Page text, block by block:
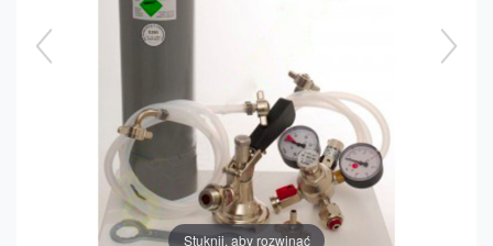
Stuknij, aby rozwinąć